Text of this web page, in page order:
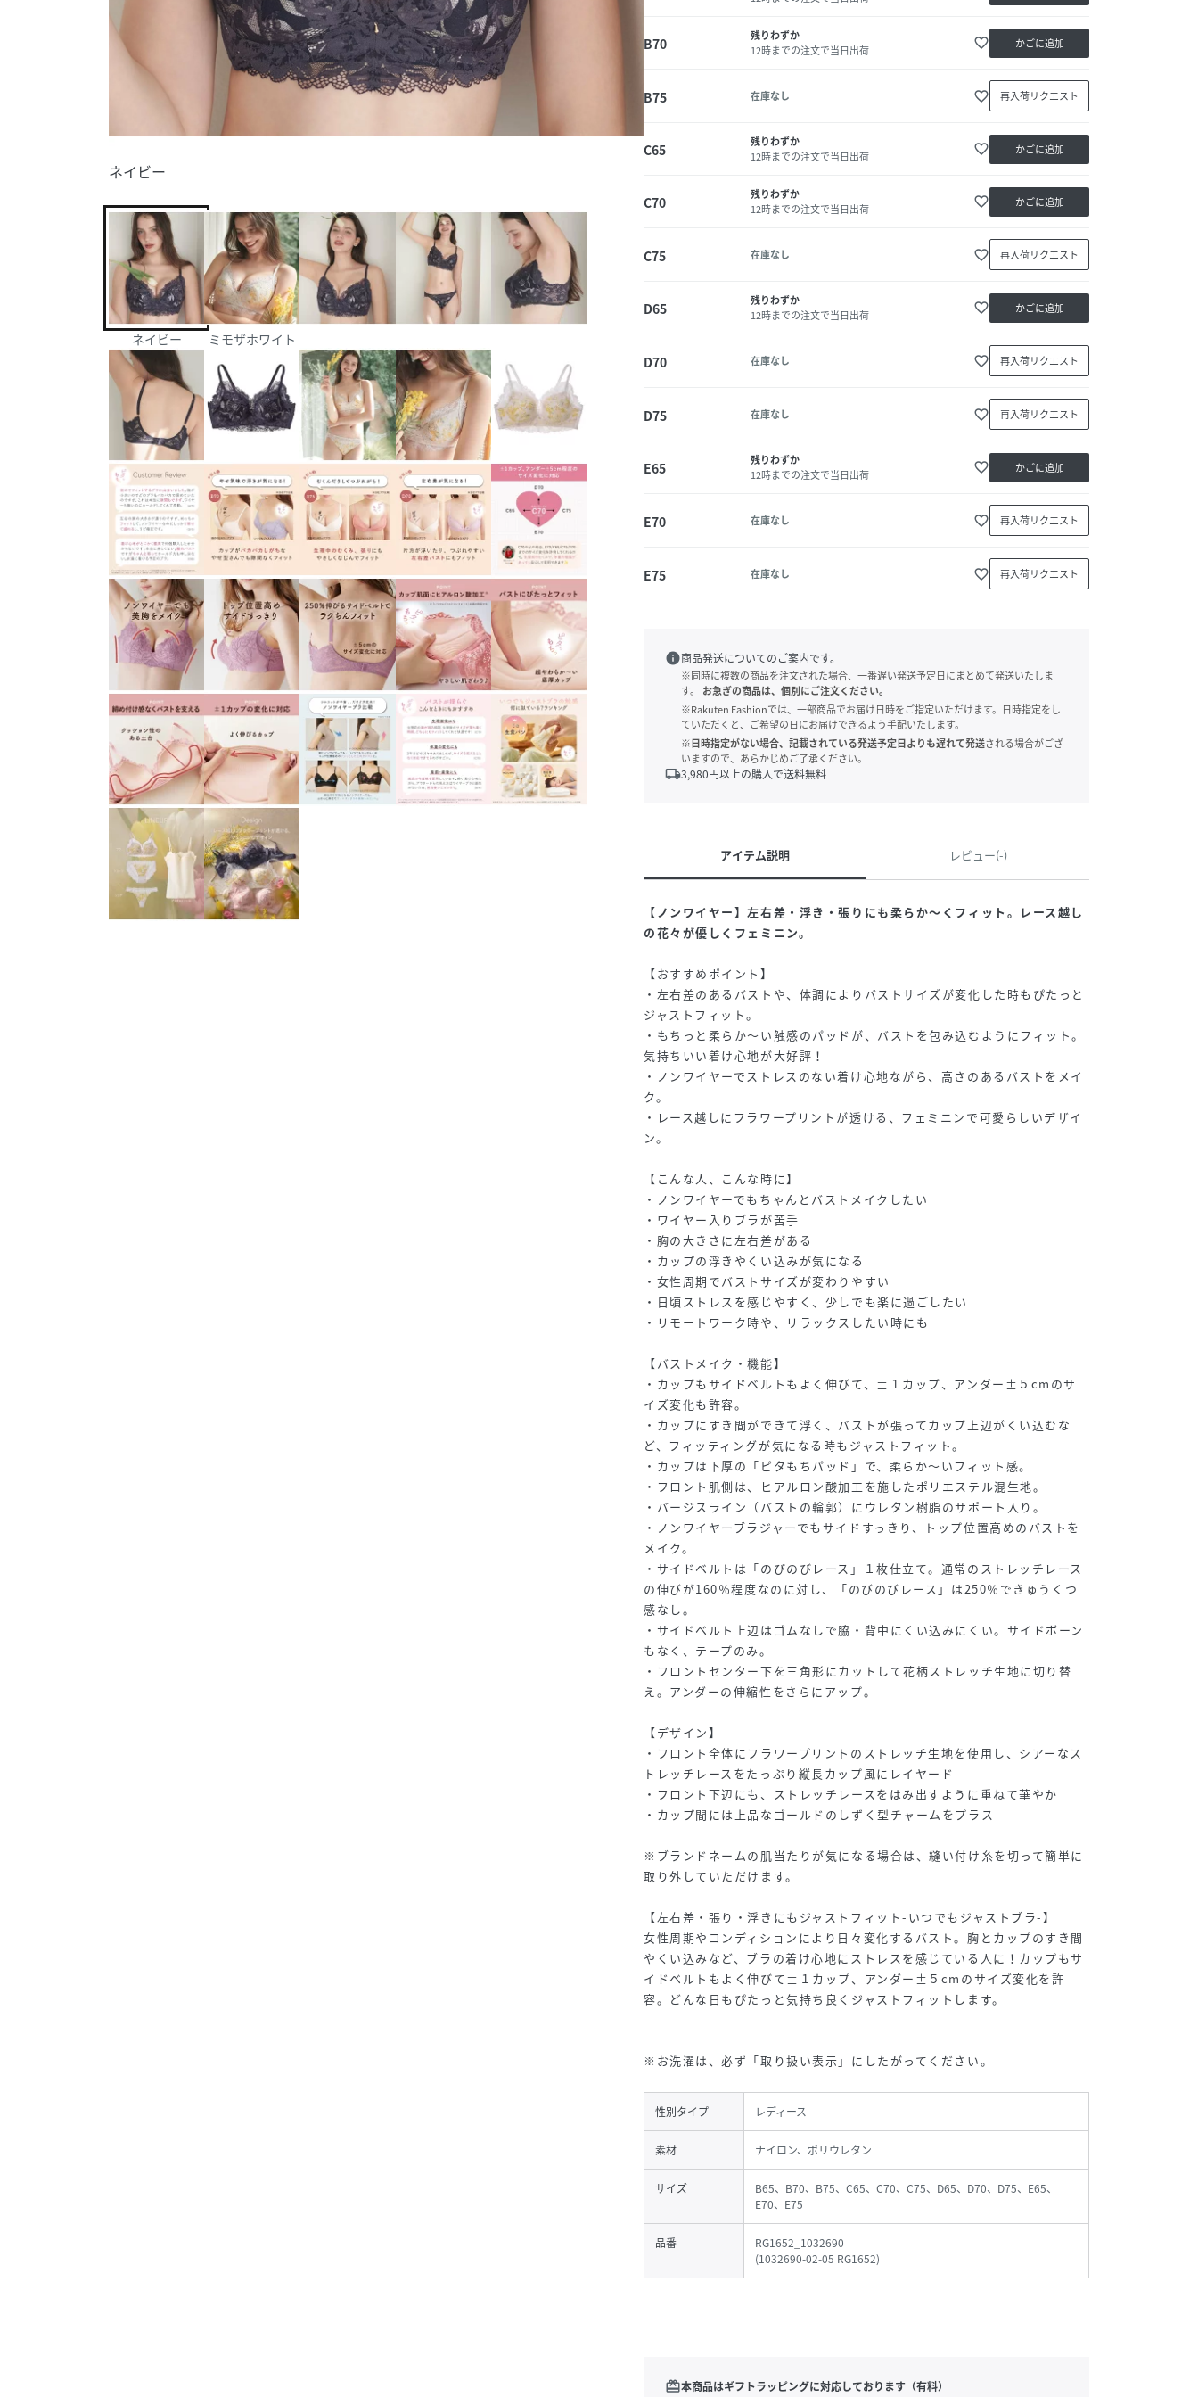
ネイビー
ネイビー ミモザホワイト
B70
残りわずか
12時までの注文で当日出荷
favorite_border かごに追加
B75 在庫なし favorite_border 再入荷リクエスト
C65
残りわずか
12時までの注文で当日出荷
favorite_border かごに追加
C70
残りわずか
12時までの注文で当日出荷
favorite_border かごに追加
C75 在庫なし favorite_border 再入荷リクエスト
D65
残りわずか
12時までの注文で当日出荷
favorite_border かごに追加
D70 在庫なし favorite_border 再入荷リクエスト
D75 在庫なし favorite_border 再入荷リクエスト
E65
残りわずか
12時までの注文で当日出荷
favorite_border かごに追加
E70 在庫なし favorite_border 再入荷リクエスト
E75 在庫なし favorite_border 再入荷リクエスト
info商品発送についてのご案内です。
※同時に複数の商品を注文された場合、一番遅い発送予定日にまとめて発送いたしま
す。
お急ぎの商品は、個別にご注文ください。
※Rakuten Fashionでは、一部商品でお届け日時をご指定いただけます。日時指定をし
ていただくと、ご希望の日にお届けできるよう手配いたします。
※日時指定がない場合、記載されている発送予定日よりも遅れて発送される場合がござ
いますので、あらかじめご了承ください。
local_shipping3,980円以上の購入で送料無料
アイテム説明 レビュー(-)
【ノンワイヤー】左右差・浮き・張りにも柔らか～くフィット。レース越し
の花々が優しくフェミニン。
【おすすめポイント】
・左右差のあるバストや、体調によりバストサイズが変化した時もぴたっと
ジャストフィット。
・もちっと柔らか～い触感のパッドが、バストを包み込むようにフィット。
気持ちいい着け心地が大好評！
・ノンワイヤーでストレスのない着け心地ながら、高さのあるバストをメイ
ク。
・レース越しにフラワープリントが透ける、フェミニンで可愛らしいデザイ
ン。
【こんな人、こんな時に】
・ノンワイヤーでもちゃんとバストメイクしたい
・ワイヤー入りブラが苦手
・胸の大きさに左右差がある
・カップの浮きやくい込みが気になる
・女性周期でバストサイズが変わりやすい
・日頃ストレスを感じやすく、少しでも楽に過ごしたい
・リモートワーク時や、リラックスしたい時にも
【バストメイク・機能】
・カップもサイドベルトもよく伸びて、±１カップ、アンダー±５cmのサ
イズ変化も許容。
・カップにすき間ができて浮く、バストが張ってカップ上辺がくい込むな
ど、フィッティングが気になる時もジャストフィット。
・カップは下厚の「ピタもちパッド」で、柔らか～いフィット感。
・フロント肌側は、ヒアルロン酸加工を施したポリエステル混生地。
・バージスライン（バストの輪郭）にウレタン樹脂のサポート入り。
・ノンワイヤーブラジャーでもサイドすっきり、トップ位置高めのバストを
メイク。
・サイドベルトは「のびのびレース」１枚仕立て。通常のストレッチレース
の伸びが160％程度なのに対し、「のびのびレース」は250％できゅうくつ
感なし。
・サイドベルト上辺はゴムなしで脇・背中にくい込みにくい。サイドボーン
もなく、テープのみ。
・フロントセンター下を三角形にカットして花柄ストレッチ生地に切り替
え。アンダーの伸縮性をさらにアップ。
【デザイン】
・フロント全体にフラワープリントのストレッチ生地を使用し、シアーなス
トレッチレースをたっぷり縦長カップ風にレイヤード
・フロント下辺にも、ストレッチレースをはみ出すように重ねて華やか
・カップ間には上品なゴールドのしずく型チャームをプラス
※ブランドネームの肌当たりが気になる場合は、縫い付け糸を切って簡単に
取り外していただけます。
【左右差・張り・浮きにもジャストフィット-いつでもジャストブラ-】
女性周期やコンディションにより日々変化するバスト。胸とカップのすき間
やくい込みなど、ブラの着け心地にストレスを感じている人に！カップもサ
イドベルトもよく伸びて±１カップ、アンダー±５cmのサイズ変化を許
容。どんな日もぴたっと気持ち良くジャストフィットします。
※お洗濯は、必ず「取り扱い表示」にしたがってください。
性別タイプ レディース
素材 ナイロン、ポリウレタン
サイズ
B65、B70、B75、C65、C70、C75、D65、D70、D75、E65、
E70、E75
品番
RG1652_1032690
(1032690-02-05 RG1652)
redeem本商品はギフトラッピングに対応しております（有料）